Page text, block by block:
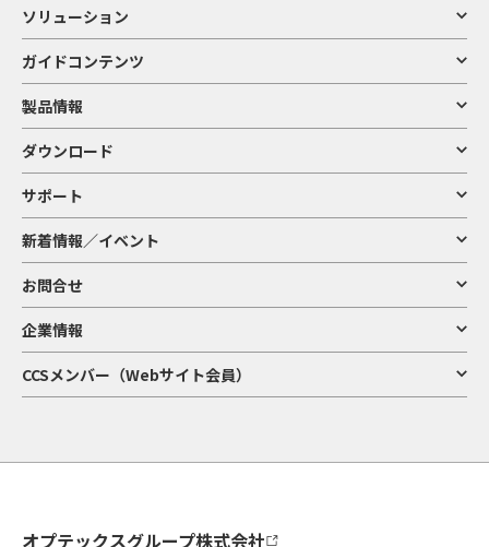
ソリューション
ガイドコンテンツ
製品情報
ダウンロード
サポート
新着情報／イベント
お問合せ
企業情報
CCSメンバー（Webサイト会員）
オプテックスグループ株式会社